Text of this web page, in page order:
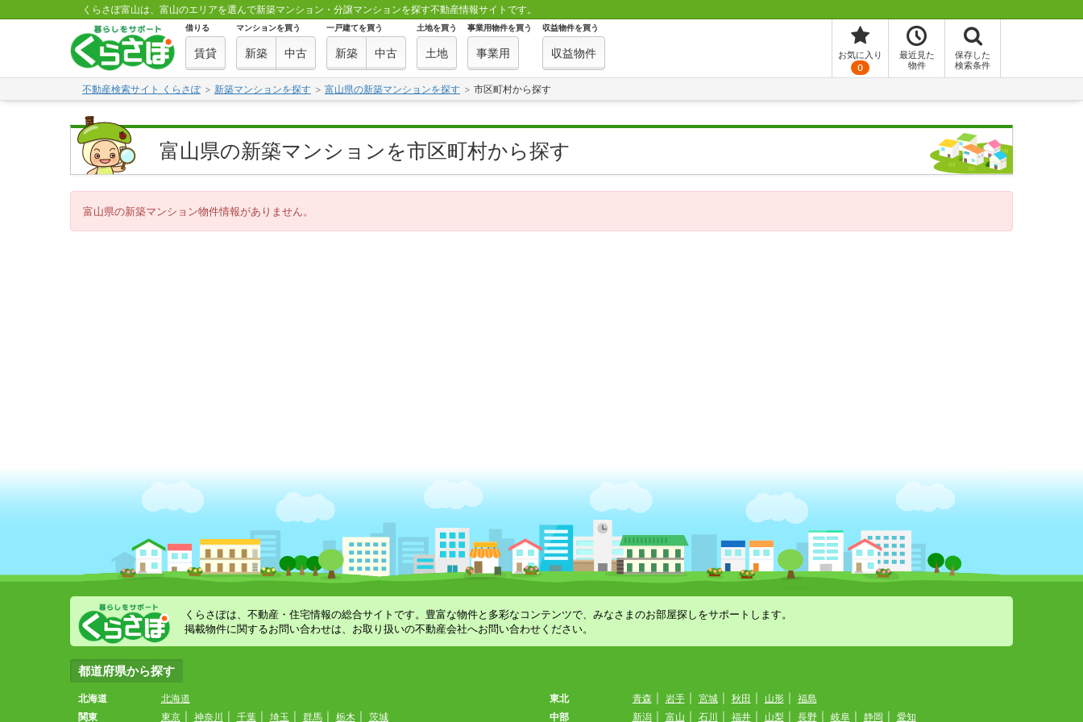
くらさぽ富山は、富山のエリアを選んで新築マンション・分譲マンションを探す不動産情報サイトです。
借りる
賃貸
マンションを買う
新築 中古
一戸建てを買う
新築 中古
土地を買う
土地
事業用物件を買う
事業用
収益物件を買う
収益物件
お気に入り
0
最近見た
物件
保存した
検索条件
不動産検索サイト くらさぽ 新築マンションを探す 富山県の新築マンションを探す 市区町村から探す
富山県の新築マンションを市区町村から探す
富山県の新築マンション物件情報がありません。
くらさぽは、不動産・住宅情報の総合サイトです。豊富な物件と多彩なコンテンツで、みなさまのお部屋探しをサポートします。
掲載物件に関するお問い合わせは、お取り扱いの不動産会社へお問い合わせください。
都道府県から探す
北海道 北海道 東北 青森 岩手 宮城 秋田 山形
福島
関東
東京 神奈川 千葉 埼玉 群馬 栃木 茨城 中部 新潟 富山 石川 福井 山梨 長野 岐阜 静岡 愛知